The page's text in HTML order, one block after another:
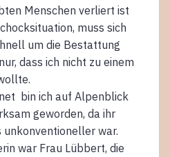
Menschen verliert ist
muss sich
um die Bestattung
dass ich nicht zu einem
bin ich auf Alpenblick
geworden, da ihr
war.
war Frau Lübbert, die